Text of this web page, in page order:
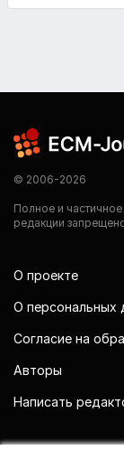
© 2006-2026
Полное и
редакции
О проекте
О персональных
Согласие на
Авторы
Написать